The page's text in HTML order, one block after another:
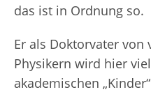
das ist in Ordnung so.
Er als Doktorvater von
Physikern wird hier
akademischen